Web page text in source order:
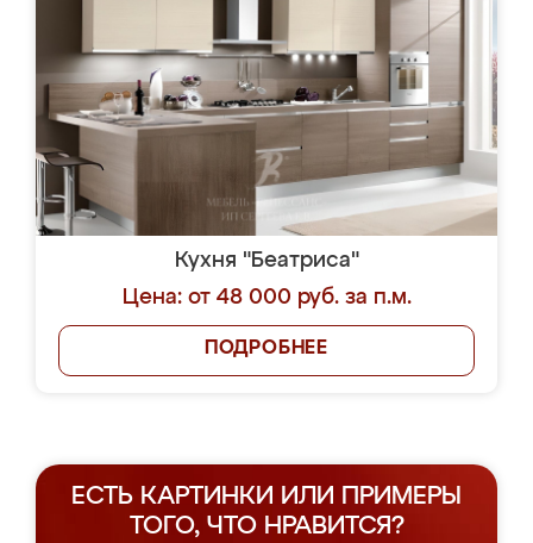
Кухня "Беатриса"
Цена: от 48 000 руб. за п.м.
ПОДРОБНЕЕ
ЕСТЬ КАРТИНКИ ИЛИ ПРИМЕРЫ
ТОГО, ЧТО НРАВИТСЯ?